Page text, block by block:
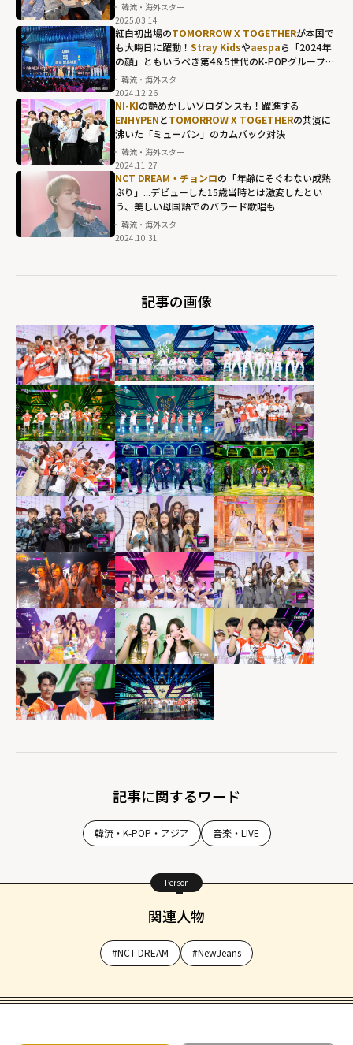
韓流・海外スター
2025.03.14
紅白初出場のTOMORROW X TOGETHERが本国で
も大晦日に躍動！ Stray Kidsやaespaら「2024年
の顔」ともいうべき第4＆5世代のK-POPグループが
総出演
韓流・海外スター
2024.12.26
NI-KIの艶めかしいソロダンスも！躍進する
ENHYPENとTOMORROW X TOGETHERの共演に
沸いた「ミューバン」のカムバック対決
韓流・海外スター
2024.11.27
NCT DREAM・チョンロの「年齢にそぐわない成熟
ぶり」...デビューした15歳当時とは激変したとい
う、美しい母国語でのバラード歌唱も
韓流・海外スター
2024.10.31
記事の画像
記事に関するワード
韓流・K-POP・アジア 音楽・LIVE
Person
関連人物
#NCT DREAM #NewJeans